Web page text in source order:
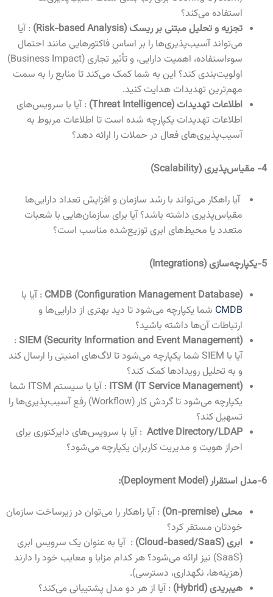
استفاده می‌کند؟
تجزیه و تحلیل مبتنی بر ریسک(Risk-based Analysis)
: آیا
می‌تواند آسیب‌پذیری‌ها را بر اساس فاکتورهایی مانند احتمال
سوءاستفاده، اهمیت دارایی، و تأثیر تجاری(Business Impact)
اولویت‌بندی کند؟ این به شما کمک می‌کند تا منابع را به سمت
مهم‌ترین تهدیدات هدایت کنید.
اطلاعات تهدیدات(Threat Intelligence)
: آیا با سرویس‌های
اطلاعات تهدیدات یکپارچه شده است تا اطلاعات مربوط به
آسیب‌پذیری‌های فعال در حملات را ارائه دهد؟
4- مقیاس‌پذیری(Scalability)
آیا راهکار می‌تواند با رشد سازمان و افزایش تعداد دارایی‌ها
مقیاس‌پذیری داشته باشد؟ آیا برای سازمان‌هایی با شعبات
متعدد یا محیط‌های ابری توزیع‌شده مناسب است؟
5-یکپارچه‌سازی (Integrations)
CMDB (Configuration Management Database) : آیا با
CMDB شما یکپارچه می‌شود تا دید بهتری از دارایی‌ها و
ارتباطات آن‌ها داشته باشید؟
SIEM (Security Information and Event Management)
:
آیا با
شما یکپارچه می‌شود تا لاگ‌های امنیتی را ارسال کند
و به تحلیل رویدادها کمک کند؟
ITSM (IT Service Management) : آیا با سیستم
شما
یکپارچه می‌شود تا گردش کار(Workflow)
رفع آسیب‌پذیری‌ها را
تسهیل کند؟
Active Directory/LDAP : آیا با سرویس‌های دایرکتوری برای
احراز هویت و مدیریت کاربران یکپارچه می‌شود؟
6-مدل استقرار (Deployment Model):
محلی(On-premise)
: آیا راهکار را می‌توان در زیرساخت سازمان
خودتان مستقر کرد؟
ابری(Cloud-based/SaaS)
: آیا به عنوان یک سرویس ابری
(SaaS)
نیز ارائه می‌شود؟ هر کدام مزایا و معایب خود را دارند
(هزینه‌ها، نگهداری، دسترسی).
هیبریدی(Hybrid) : آیا از هر دو مدل پشتیبانی می‌کند؟